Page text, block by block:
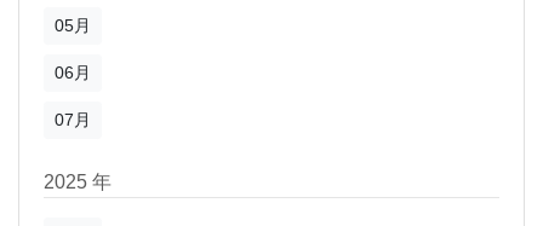
05月
06月
07月
2025 年